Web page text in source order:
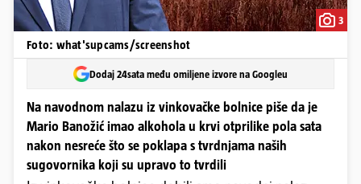
3
Foto: what'supcams/screenshot
Dodaj 24sata među omiljene izvore na Googleu
Na navodnom nalazu iz vinkovačke bolnice piše da je
Mario Banožić imao alkohola u krvi otprilike pola sata
nakon nesreće što se poklapa s tvrdnjama naših
sugovornika koji su upravo to tvrdili